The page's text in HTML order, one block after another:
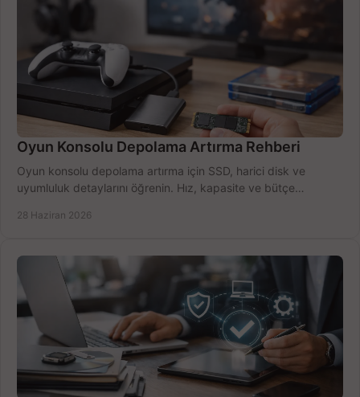
Oyun Konsolu Depolama Artırma Rehberi
Oyun konsolu depolama artırma için SSD, harici disk ve
uyumluluk detaylarını öğrenin. Hız, kapasite ve bütçe
28 Haziran 2026